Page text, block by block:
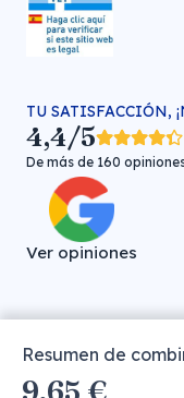
Resumen de
TU SATISFACCIÓN,
4,4/5
De más de 160
Ver opiniones
Farmacia veterinaria
30706451)